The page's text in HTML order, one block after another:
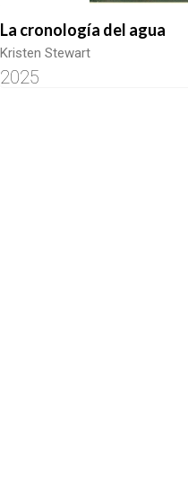
La cronología del agua
Kristen Stewart
2025